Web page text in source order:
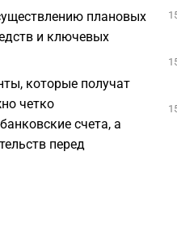
плановых
и ключевых
которые получат
четко
счета, а
перед